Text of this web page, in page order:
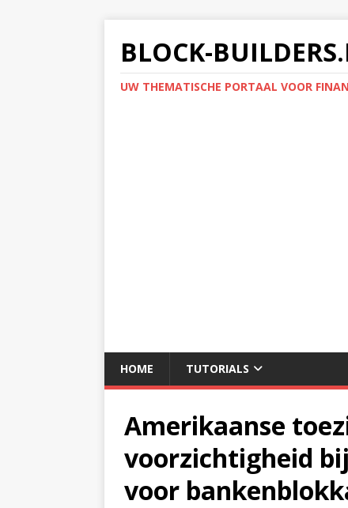
BLOCK-
UW THEMATISCHE PORTAAL VOOR
HOME TUTORIALS
Amerikaanse
voorzichtigheid
voor